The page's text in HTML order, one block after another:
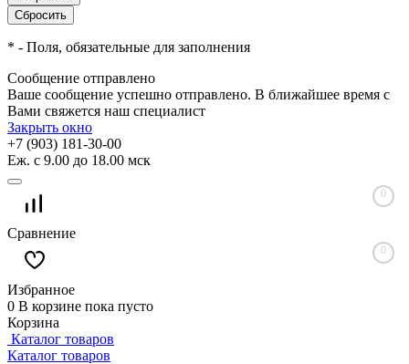
* - Поля, обязательные для заполнения
Сообщение отправлено
Ваше сообщение успешно отправлено. В ближайшее время с
Вами свяжется наш специалист
Закрыть окно
+7 (903) 181-30-00
Еж. с 9.00 до 18.00 мск
0
Сравнение
0
Избранное
0 В корзине пока пусто
Корзина
Каталог товаров
Каталог товаров